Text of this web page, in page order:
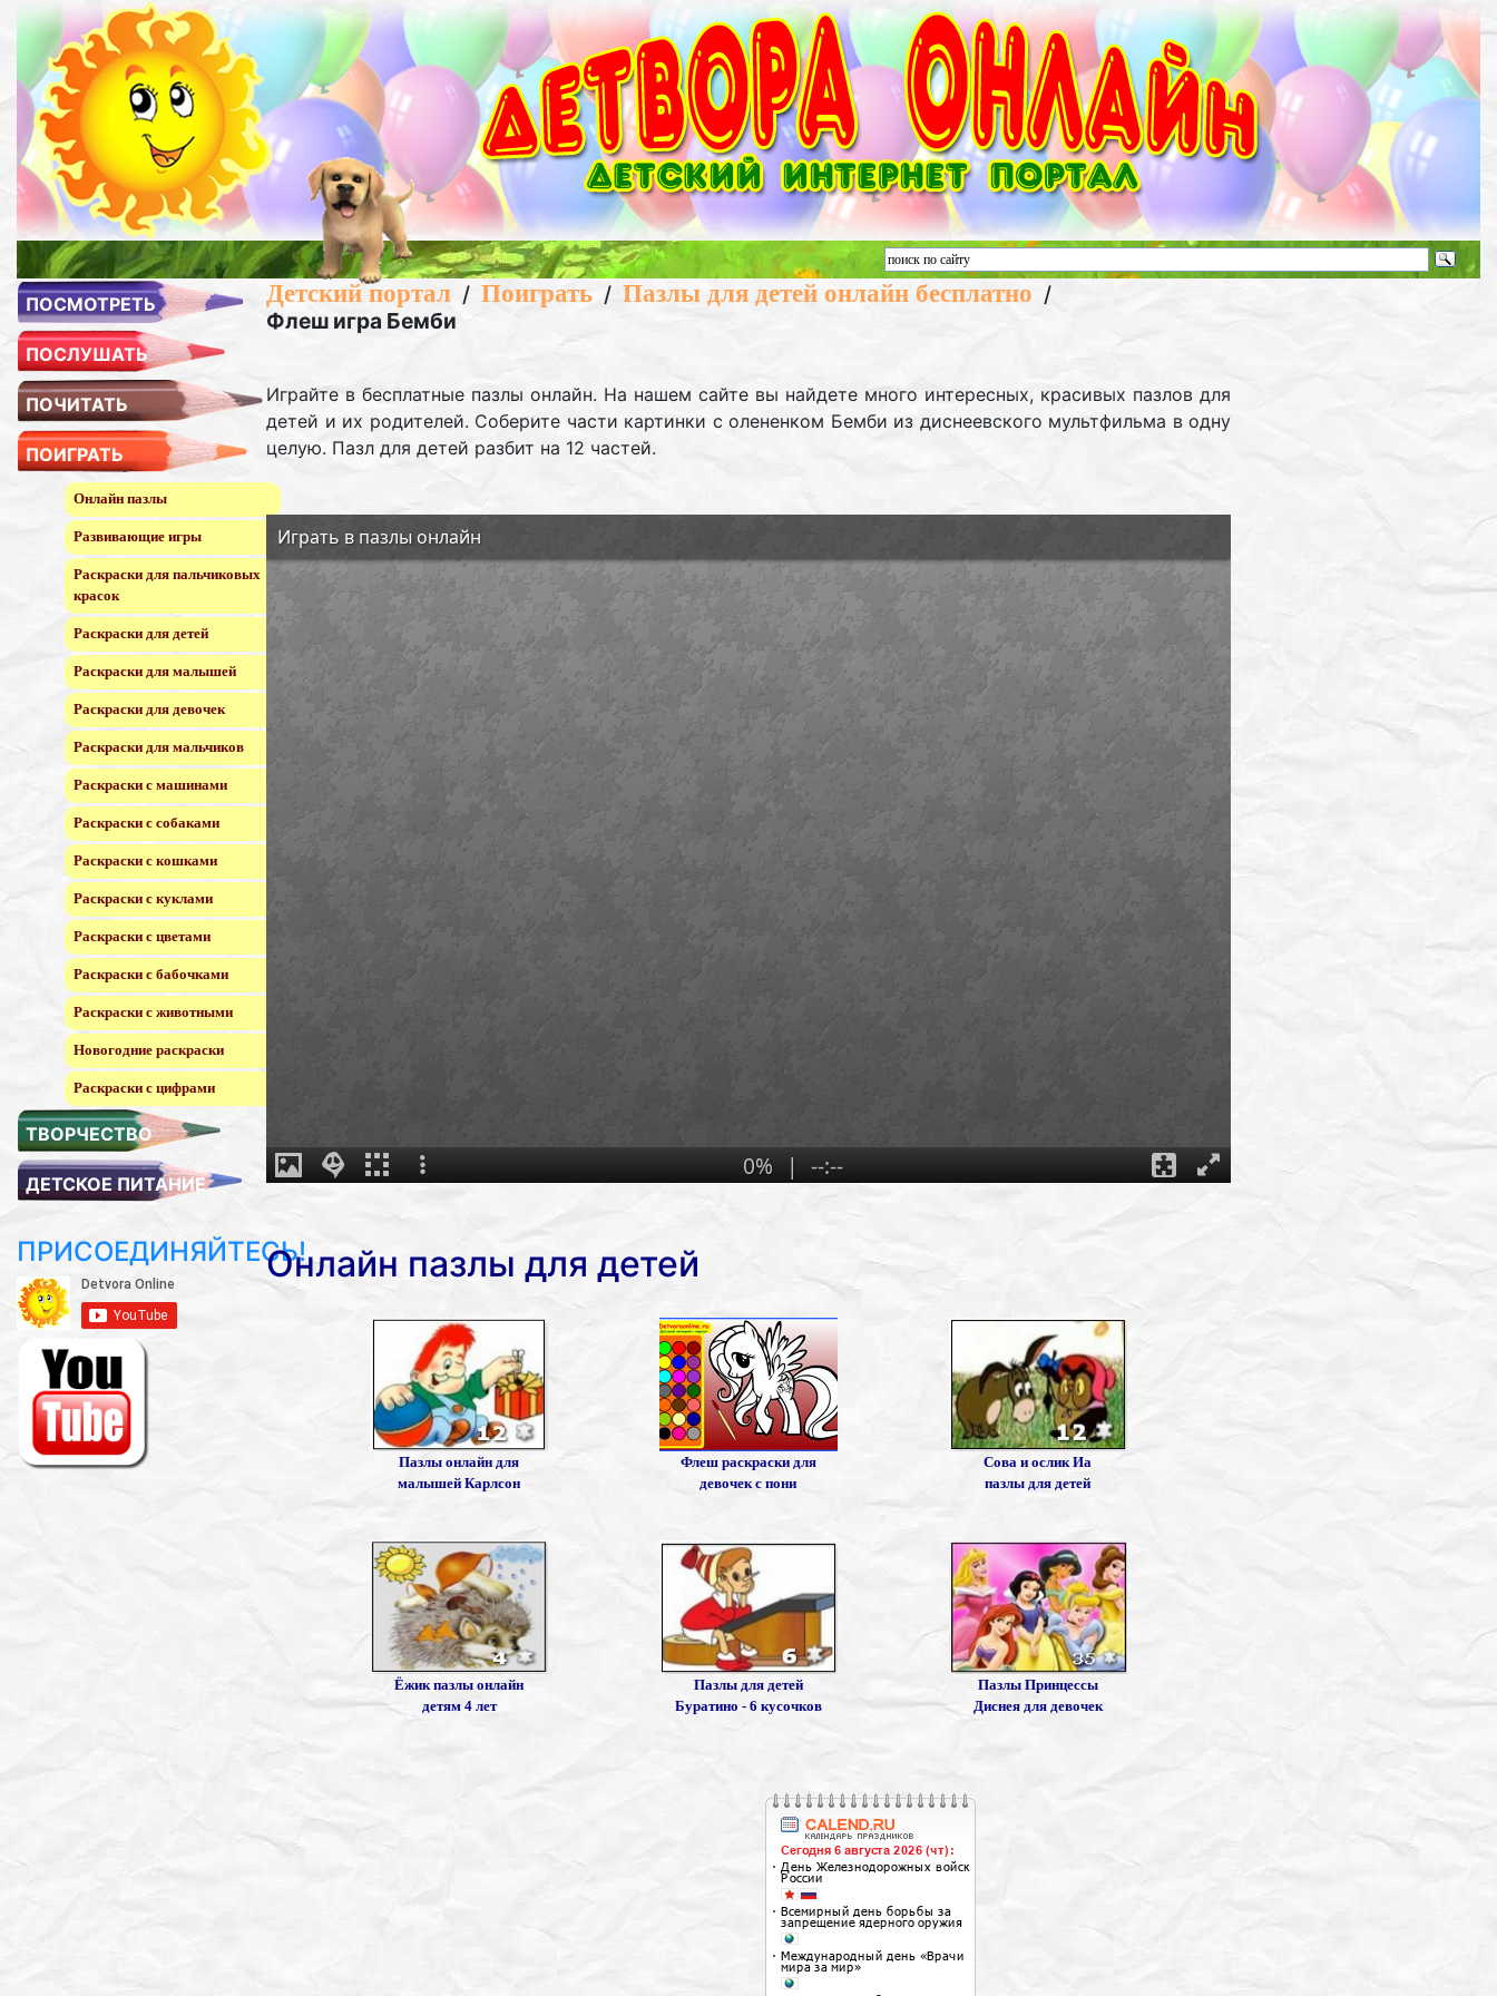
ПОСМОТРЕТЬ
ПОСЛУШАТЬ
ПОЧИТАТЬ
ПОИГРАТЬ
Онлайн пазлы
Развивающие игры
Раскраски для пальчиковых
красок
Раскраски для детей
Раскраски для малышей
Раскраски для девочек
Раскраски для мальчиков
Раскраски с машинами
Раскраски с собаками
Раскраски с кошками
Раскраски с куклами
Раскраски с цветами
Раскраски с бабочками
Раскраски с животными
Новогодние раскраски
Раскраски с цифрами
ТВОРЧЕСТВО
ДЕТСКОЕ ПИТАНИЕ
ПРИСОЕДИНЯЙТЕСЬ!
Детский портал / Поиграть / Пазлы для детей онлайн бесплатно /
Флеш игра Бемби
Играйте в бесплатные пазлы онлайн. На нашем сайте вы найдете много интересных, красивых пазлов для
детей и их родителей. Соберите части картинки с олененком Бемби из диснеевского мультфильма в одну
целую. Пазл для детей разбит на 12 частей.
Онлайн пазлы для детей
Пазлы онлайн для
малышей Карлсон
Флеш раскраски для
девочек с пони
Сова и ослик Иа
пазлы для детей
Ёжик пазлы онлайн
детям 4 лет
Пазлы для детей
Буратино - 6 кусочков
Пазлы Принцессы
Диснея для девочек